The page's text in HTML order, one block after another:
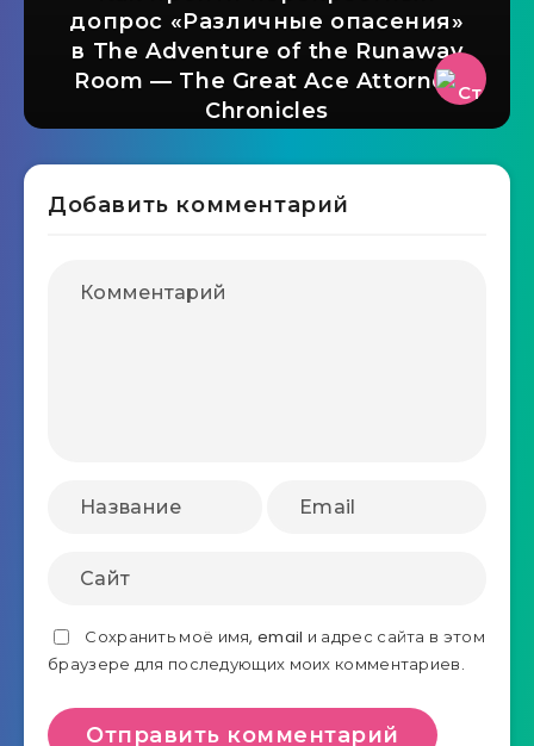
допрос «Различные опасения»
в The Adventure of the Runaway
Room — The Great Ace Attorney
Chronicles
Добавить комментарий
Сохранить моё имя, email и адрес сайта в этом
браузере для последующих моих комментариев.